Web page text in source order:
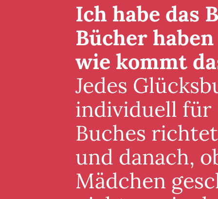
Ich habe das
Bücher
wie kommt
Jedes
individuell für
Buches
und danach,
Mädchen